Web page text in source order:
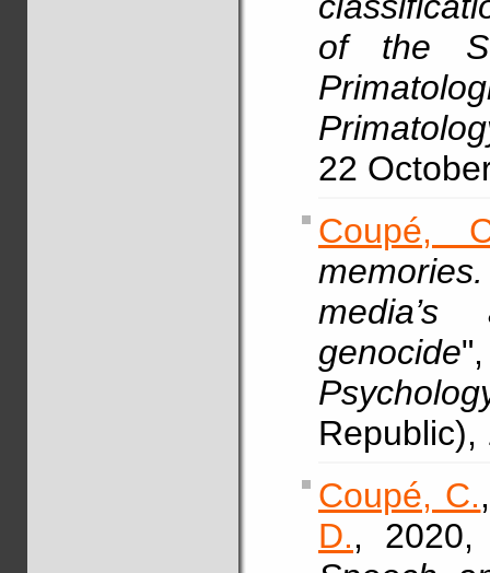
of the
22
Coupé,
genocide
Republic),
Coupé, C.
D., 2020,